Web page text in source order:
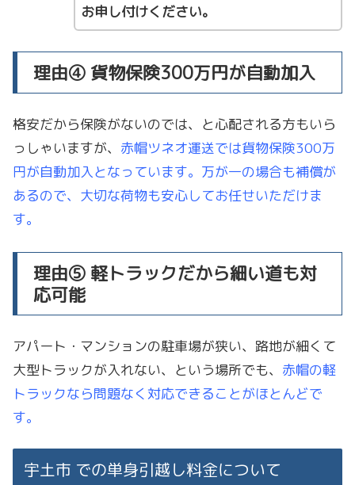
お申し付けください。
理由④ 貨物保険300万円が自動加入
格安だから保険がないのでは、と心配される方もいら
っしゃいますが、 赤帽ツネオ運送では貨物保険300万
円が自動加入となっています。万が一の場合も補償が
あるので、大切な荷物も安心してお任せいただけま
す。
理由⑤ 軽トラックだから細い道も対
応可能
アパート・マンションの駐車場が狭い、路地が細くて
大型トラックが入れない、という場所でも、 赤帽の軽
トラックなら問題なく対応できることがほとんどで
す。
宇土市 での単身引越し料金について